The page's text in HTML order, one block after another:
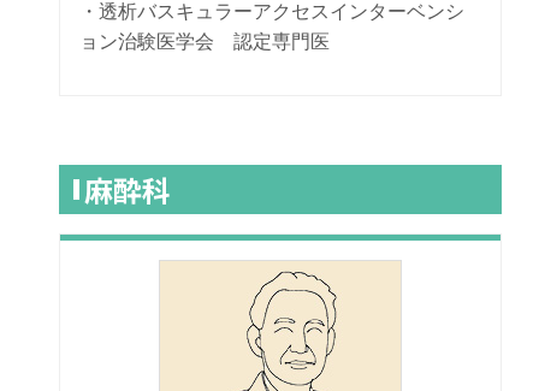
・透析バスキュラーアクセスインターベンシ
ョン治験医学会 認定専門医
麻酔科